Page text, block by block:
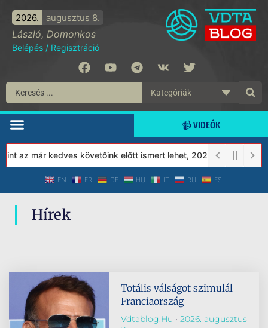
2026. augusztus 8.
László, Domonkos
Belépés / Regisztráció
📹 VIDEÓK
az már kedves követőink előtt ismert lehet, 2023-tól a Védett
EN FR DE HU IT RU ES
Hírek
Totális válságot szimulál
Franciaország
Vdtablog.hu
2026. augusztus